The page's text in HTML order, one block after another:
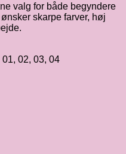
valg for både begyndere
skarpe farver, høj
02, 03, 04